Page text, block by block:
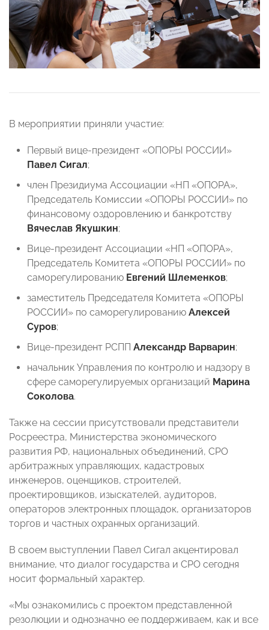
В мероприятии приняли участие:
Первый вице-президент «ОПОРЫ РОССИИ»
Павел Сигал;
член Президиума Ассоциации «НП «ОПОРА»,
Председатель Комиссии «ОПОРЫ РОССИИ» по
финансовому оздоровлению и банкротству
Вячеслав Якушкин;
Вице-президент Ассоциации «НП «ОПОРА»,
Председатель Комитета «ОПОРЫ РОССИИ» по
саморегулированию Евгений Шлеменков;
заместитель Председателя Комитета «ОПОРЫ
РОССИИ» по саморегулированию Алексей
Суров;
Вице-президент РСПП Александр Варварин;
начальник Управления по контролю и надзору в
сфере саморегулируемых организаций Марина
Соколова.
Также на сессии присутствовали представители
Росреестра, Министерства экономического
развития РФ, национальных объединений, СРО
арбитражных управляющих, кадастровых
инженеров, оценщиков, строителей,
проектировщиков, изыскателей, аудиторов,
операторов электронных площадок, организаторов
торгов и частных охранных организаций.
В своем выступлении Павел Сигал акцентировал
внимание, что диалог государства и СРО сегодня
носит формальный характер.
«Мы ознакомились с проектом представленной
резолюции и однозначно ее поддерживаем, как и все